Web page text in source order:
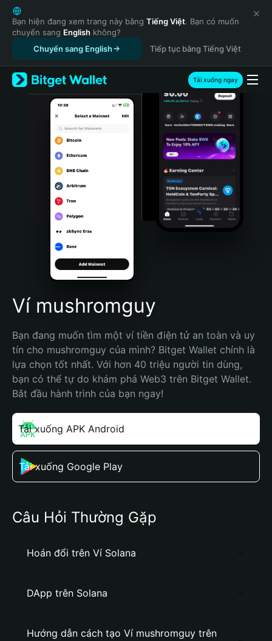
English
日本語
Tiếng Việt
Русский
Español (Latinoamérica)
Türkçe
Italiano
Português (Portugal)
Bahasa Indonesia
Português (Brasil)
Español (Argentina)
Bạn hiện đang xem trang này bằng Tiếng Việt. Bạn có muốn
chuyển sang English không?
Chuyển sang English
Tiếp tục bằng Tiếng Việt
Tải xuống ngay
Ví mushromguy
Bạn đang muốn tìm một ví tiền điện tử an toàn và uy
tín cho mushromguy của mình? Bitget Wallet chính là
lựa chọn tốt nhất. Với hơn 40 triệu người tin dùng,
bạn có thể tự do khám phá Web3 trên Bitget Wallet.
Bắt đầu hành trình của bạn ngay!
Tải xuống APK Android
Tải xuống Google Play
Câu Hỏi Thường Gặp
Hoán đổi trên Ví Solana
DApp trên Solana
Hướng dẫn cách tạo Ví mushromguy trên